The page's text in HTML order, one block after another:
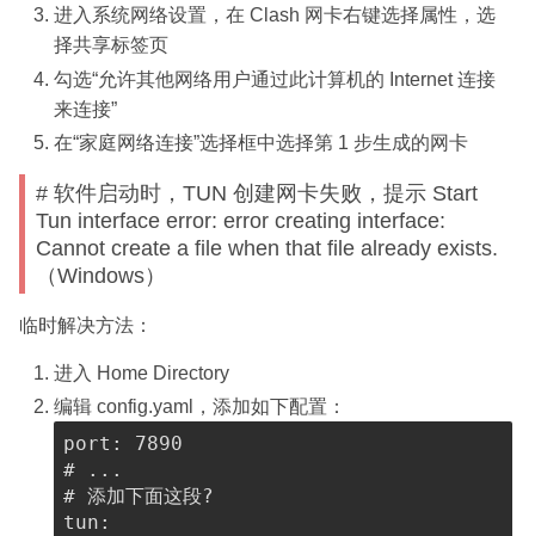
o
w
)
w
w
i
n
d
w
进入系统网络设置，在 Clash 网卡右键选择属性，选
择共享标签页
勾选“允许其他网络用户通过此计算机的 Internet 连接
来连接”
在“家庭网络连接”选择框中选择第 1 步生成的网卡
# 软件启动时，TUN 创建网卡失败，提示 Start
Tun interface error: error creating interface:
Cannot create a file when that file already exists.
（Windows）
临时解决方法：
进入 Home Directory
编辑 config.yaml，添加如下配置：
port :
7890
# ...
# 添加下面这段?
tun :